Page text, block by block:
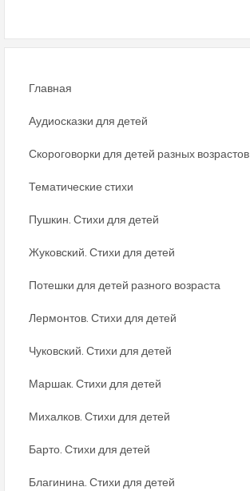
Главная
Аудиосказки для детей
Скороговорки для детей разных возрастов
Тематические стихи
Пушкин. Стихи для детей
Жуковский. Стихи для детей
Потешки для детей разного возраста
Лермонтов. Стихи для детей
Чуковский. Стихи для детей
Маршак. Стихи для детей
Михалков. Стихи для детей
Барто. Стихи для детей
Благинина. Стихи для детей